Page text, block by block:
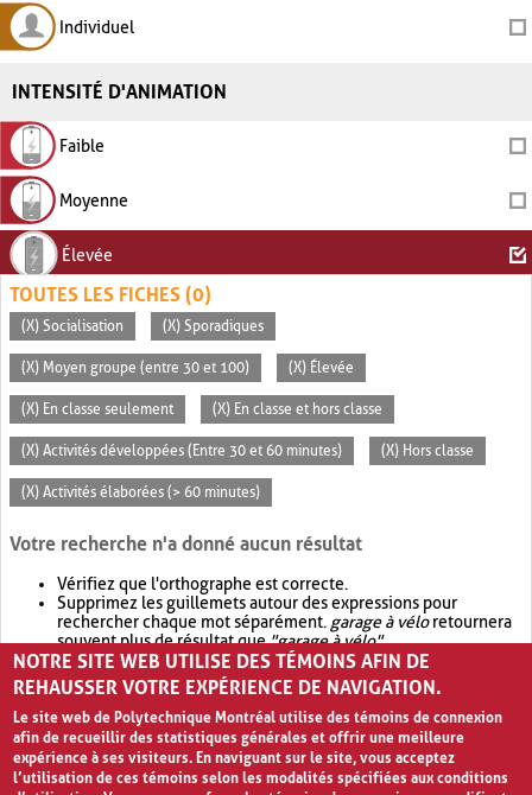
Individuel
INTENSITÉ D'ANIMATION
Faible
Moyenne
Élevée
TOUTES LES FICHES (0)
(X) Socialisation (X) Sporadiques
(X) Moyen groupe (entre 30 et 100) (X) Élevée
(X) En classe seulement (X) En classe et hors classe
(X) Activités développées (Entre 30 et 60 minutes) (X) Hors classe
(X) Activités élaborées (> 60 minutes)
Votre recherche n'a donné aucun résultat
Vérifiez que l'orthographe est correcte.
Supprimez les guillemets autour des expressions pour
rechercher chaque mot séparément. garage à véloretournera
souvent plus de résultat que"garage à vélo".
Envisagez d'élargir votre recherche avec OR.garage OR vélo
retournera souvent plus de résultat quegarage à vélo
NOTRE SITE WEB UTILISE DES TÉMOINS AFIN DE
REHAUSSER VOTRE EXPÉRIENCE DE NAVIGATION.
Le site web de Polytechnique Montréal utilise des témoins de connexion
afin de recueillir des statistiques générales et offrir une meilleure
expérience à ses visiteurs. En naviguant sur le site, vous acceptez
l’utilisation de ces témoins selon les modalités spécifiées aux conditions